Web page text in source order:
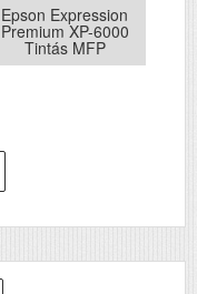
Epson Expression
Premium XP-6000
Tintás MFP